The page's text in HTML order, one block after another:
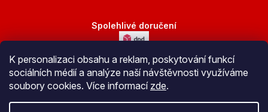
K personalizaci obsahu a reklam, poskytování funkcí
sociálních médií a analýze naší návštěvnosti využíváme
soubory cookies. Více informací zde.
Spolehlivé doručení
Bezpečná platba